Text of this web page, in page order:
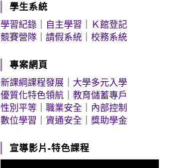
學生系統
學習紀錄
自主學習
Ｋ館登記
競賽營隊 ｜請假系統 ｜校務系統
專案網頁
新課綱課程發展
大學多元入學
優質化特色領航 ｜教育儲蓄專戶
性別平等 ｜職業安全
內部控制
數位學習 ｜資通安全 ｜獎助學金
宣導影片-特色課程